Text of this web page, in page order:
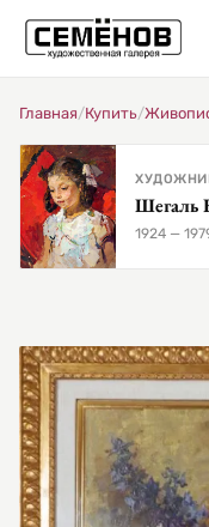
Главная/Купить/
Шегаль
1924 —